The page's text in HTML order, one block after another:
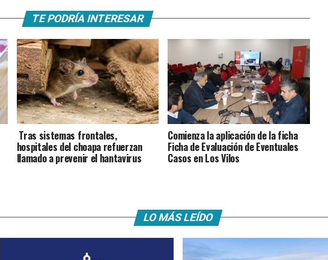
TE PODRÍA INTERESAR
Tras sistemas frontales,
hospitales del choapa refuerzan
llamado a prevenir el hantavirus
Comienza la aplicación de la ficha
Ficha de Evaluación de Eventuales
Casos en Los Vilos
LO MÁS LEÍDO